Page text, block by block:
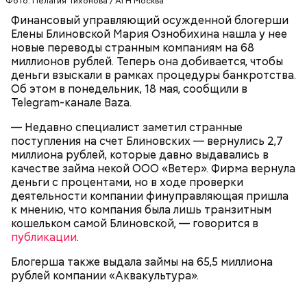
Финансовый управляющий осужденной блогерши
Елены Блиновской Мария Ознобихина нашла у нее
новые переводы странным компаниям на 68
миллионов рублей. Теперь она добивается, чтобы
деньги взыскали в рамках процедуры банкротства.
Об этом в понедельник, 18 мая, сообщили в
Telegram-канале Baza.
— Недавно специалист заметил странные
поступления на счет Блиновских — вернулись 2,7
миллиона рублей, которые давно выдавались в
качестве займа некой ООО «Ветер». Фирма вернула
деньги с процентами, но в ходе проверки
деятельности компании финуправляющая пришла
к мнению, что компания была лишь транзитным
кошельком самой Блиновской, — говорится в
публикации.
Блогерша также выдала займы на 65,5 миллиона
рублей компании «Аквакультура».
Родственники обналичивали деньги и возвращали
их Гасанову. А чтобы пользоваться деньгами и не
распределял их между еще несколькими счетами,
либопокупал на них квартиры.
поднялись домой. У него ухудшилось самочувствие
через сутки... Его увезли в больницу,
реанимировали, и там он скончался, — рассказывал
Миссюра на допросе.
Видео: пресс-служба ГСУ СК по Московской области